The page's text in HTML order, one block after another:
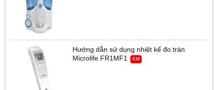
Hướng dẫn sử dụng nhiệt kế đo trán
Microlife FR1MF1
KM